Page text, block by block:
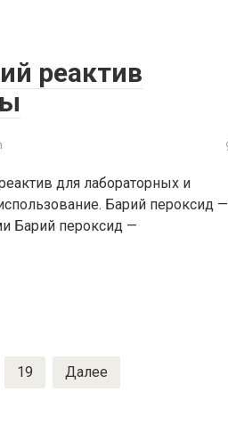
реактив
для лабораторных и
Барий пероксид —
Барий пероксид —
19 Далее